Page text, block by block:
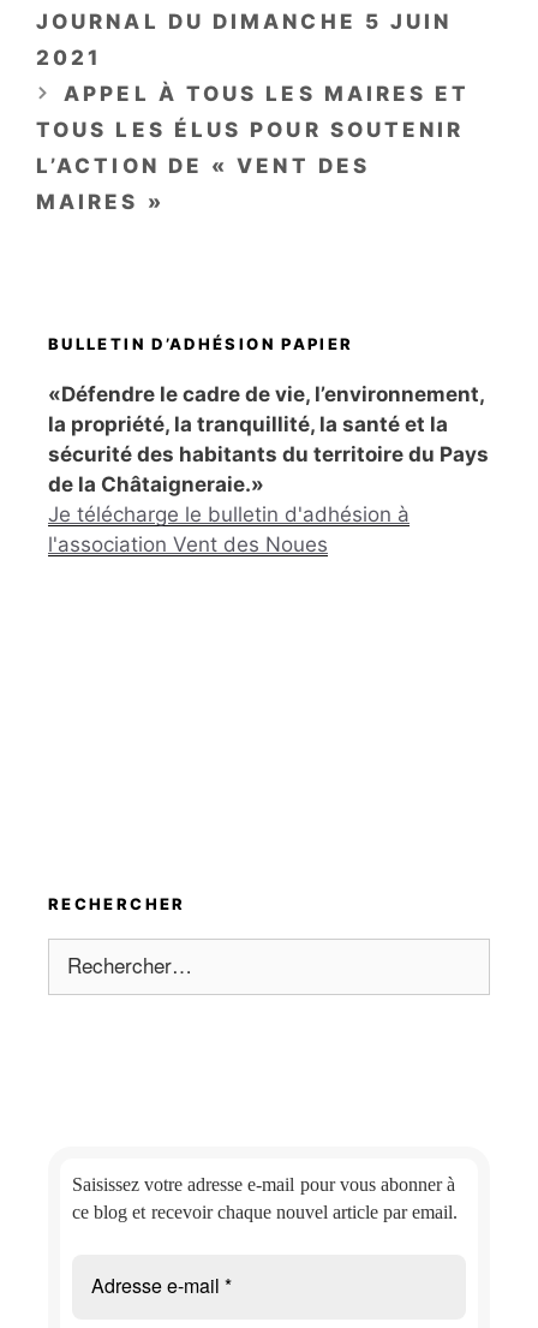
JOURNAL DU DIMANCHE 5 JUIN
2021
APPEL À TOUS LES MAIRES ET
TOUS LES ÉLUS POUR SOUTENIR
L’ACTION DE « VENT DES
MAIRES »
BULLETIN D’ADHÉSION PAPIER
«Défendre le cadre de vie, l’environnement,
la propriété, la tranquillité, la santé et la
sécurité des habitants du territoire du Pays
de la Châtaigneraie.»
Je télécharge le bulletin d'adhésion à
l'association Vent des Noues
RECHERCHER
Rechercher :
Saisissez votre adresse e-mail pour vous abonner à
ce blog et recevoir chaque nouvel article par email.